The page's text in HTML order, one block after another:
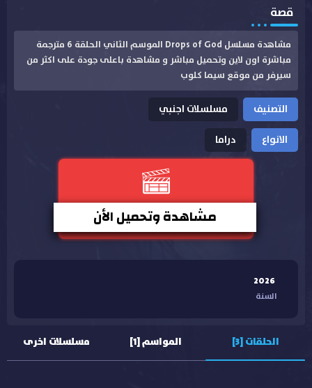
قصة
مشاهدة مسلسل Drops of God الموسم الثاني الحلقة 6 مترجمة
مباشرة اون لاين وتحميل مباشر و مشاهدة باعلى جودة على اكثر من
سيرفر من موقع سيما كلوب
التصنيف
مسلسلات اجنبي
الانواع
دراما
مشاهدة وتحميل الأن
2026
السنة
الحلقات [3] المواسم [1] مسلسلات اخرى